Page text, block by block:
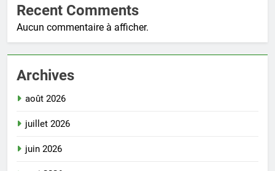
Recent Comments
Aucun commentaire à afficher.
Archives
août 2026
juillet 2026
juin 2026